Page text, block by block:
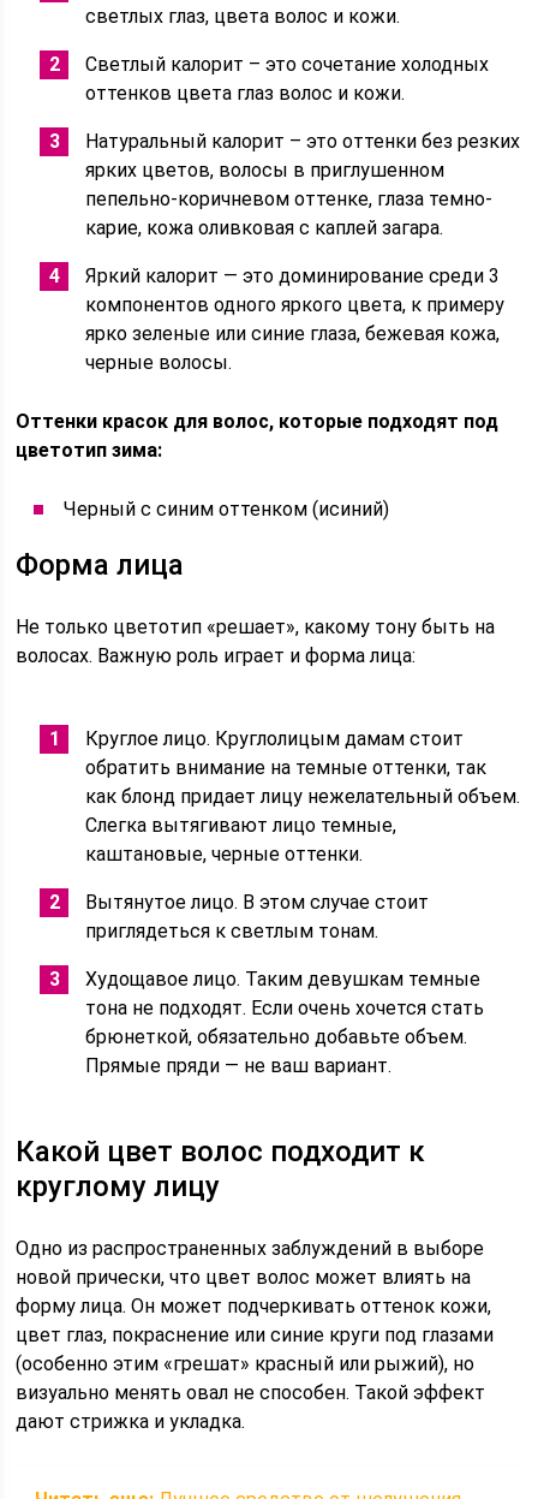
светлых глаз, цвета волос и кожи.
Светлый калорит – это сочетание холодных
оттенков цвета глаз волос и кожи.
Натуральный калорит – это оттенки без резких
ярких цветов, волосы в приглушенном
пепельно-коричневом оттенке, глаза темно-
карие, кожа оливковая с каплей загара.
Яркий калорит — это доминирование среди 3
компонентов одного яркого цвета, к примеру
ярко зеленые или синие глаза, бежевая кожа,
черные волосы.
Оттенки красок для волос, которые подходят под
цветотип зима:
Черный с синим оттенком (исиний)
Форма лица
Не только цветотип «решает», какому тону быть на
волосах. Важную роль играет и форма лица:
Круглое лицо. Круглолицым дамам стоит
обратить внимание на темные оттенки, так
как блонд придает лицу нежелательный объем.
Слегка вытягивают лицо темные,
каштановые, черные оттенки.
Вытянутое лицо. В этом случае стоит
приглядеться к светлым тонам.
Худощавое лицо. Таким девушкам темные
тона не подходят. Если очень хочется стать
брюнеткой, обязательно добавьте объем.
Прямые пряди — не ваш вариант.
Какой цвет волос подходит к
круглому лицу
Одно из распространенных заблуждений в выборе
новой прически, что цвет волос может влиять на
форму лица. Он может подчеркивать оттенок кожи,
цвет глаз, покраснение или синие круги под глазами
(особенно этим «грешат» красный или рыжий), но
визуально менять овал не способен. Такой эффект
дают стрижка и укладка.